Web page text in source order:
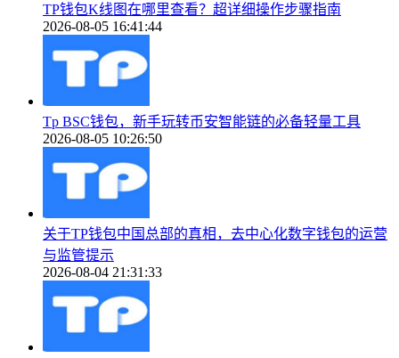
TP钱包K线图在哪里查看？超详细操作步骤指南
2026-08-05 16:41:44
Tp BSC钱包，新手玩转币安智能链的必备轻量工具
2026-08-05 10:26:50
关于TP钱包中国总部的真相，去中心化数字钱包的运营
与监管提示
2026-08-04 21:31:33